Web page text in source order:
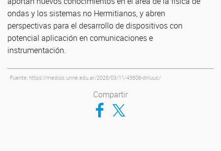
ondas y los sistemas no Hermitianos, y abren
perspectivas para el desarrollo de dispositivos con
potencial aplicación en comunicaciones e
instrumentación.
Fuente: https://medios.unne.edu.ar/2026/03/11/43808-dnluuc/
Compartir
Compartir en Facebook
Compartir en Twitter